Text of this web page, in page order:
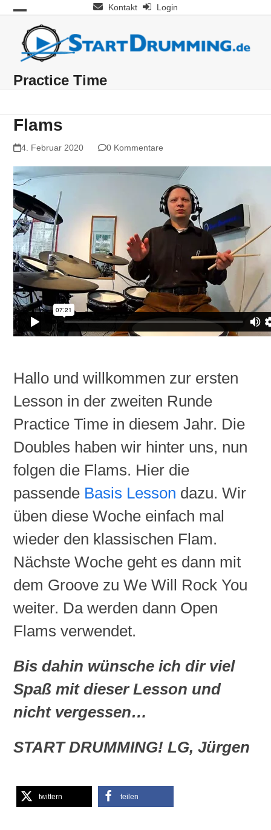
Skip
content
Kontakt Login
Open
mobile
menu
Close
mobile
menu
Practice Time
Flams
4. Februar 2020 0 Kommentare
Hallo und willkommen zur ersten
Lesson in der zweiten Runde
Practice Time in diesem Jahr. Die
Doubles haben wir hinter uns, nun
folgen die Flams. Hier die
passende Basis Lesson dazu. Wir
üben diese Woche einfach mal
wieder den klassischen Flam.
Nächste Woche geht es dann mit
dem Groove zuWe Will RockYou
weiter. Da werden dann Open
Flams verwendet.
Bis dahin wünsche ich dir viel
Spaß mit dieser Lesson und
nicht vergessen…
START DRUMMING! LG, Jürgen
twittern teilen